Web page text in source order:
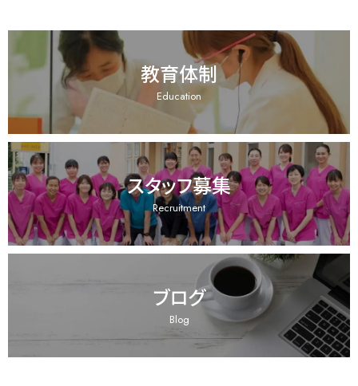
教育体制
Education
スタッフ募集
Recruitment
ブログ
Blog